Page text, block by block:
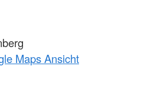
Maps Ansicht